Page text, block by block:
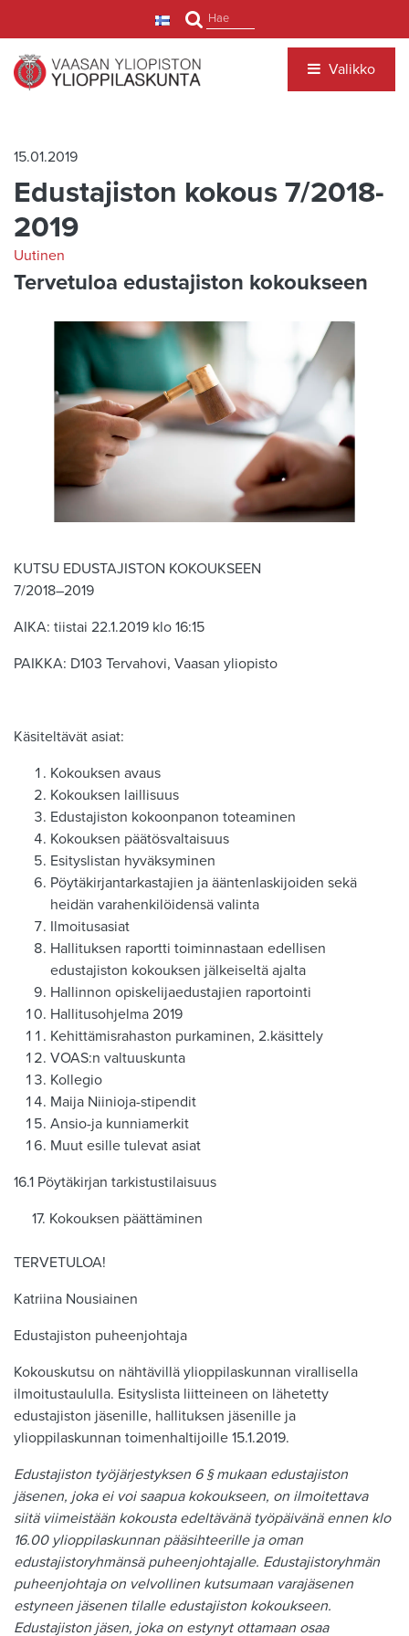
Hae
Valikko
15.01.2019
Edustajiston kokous 7/2018-
2019
Uutinen
Tervetuloa edustajiston kokoukseen
KUTSU EDUSTAJISTON KOKOUKSEEN
7/2018–2019
AIKA: tiistai 22.1.2019 klo 16:15
PAIKKA: D103 Tervahovi, Vaasan yliopisto
Käsiteltävät asiat:
Kokouksen avaus
Kokouksen laillisuus
Edustajiston kokoonpanon toteaminen
Kokouksen päätösvaltaisuus
Esityslistan hyväksyminen
Pöytäkirjantarkastajien ja ääntenlaskijoiden sekä
heidän varahenkilöidensä valinta
Ilmoitusasiat
Hallituksen raportti toiminnastaan edellisen
edustajiston kokouksen jälkeiseltä ajalta
Hallinnon opiskelijaedustajien raportointi
Hallitusohjelma 2019
Kehittämisrahaston purkaminen, 2.käsittely
VOAS:n valtuuskunta
Kollegio
Maija Niinioja-stipendit
Ansio-ja kunniamerkit
Muut esille tulevat asiat
16.1 Pöytäkirjan tarkistustilaisuus
17. Kokouksen päättäminen
TERVETULOA!
Katriina Nousiainen
Edustajiston puheenjohtaja
Kokouskutsu on nähtävillä ylioppilaskunnan virallisella
ilmoitustaululla. Esityslista liitteineen on lähetetty
edustajiston jäsenille, hallituksen jäsenille ja
ylioppilaskunnan toimenhaltijoille 15.1.2019.
Edustajiston työjärjestyksen 6 § mukaan edustajiston
jäsenen, joka ei voi saapua kokoukseen, on ilmoitettava
siitä viimeistään kokousta edeltävänä työpäivänä ennen klo
16.00 ylioppilaskunnan pääsihteerille ja oman
edustajistoryhmänsä puheenjohtajalle. Edustajistoryhmän
puheenjohtaja on velvollinen kutsumaan varajäsenen
estyneen jäsenen tilalle edustajiston kokoukseen.
Edustajiston jäsen, joka on estynyt ottamaan osaa